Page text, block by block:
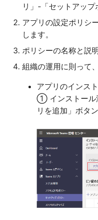
リ」-「セットアップ
アプリの設定ポリシ
します。
ポリシーの名称と説
組織の運用に則って
アプリのインス
① インストール
リを追加」ボタ